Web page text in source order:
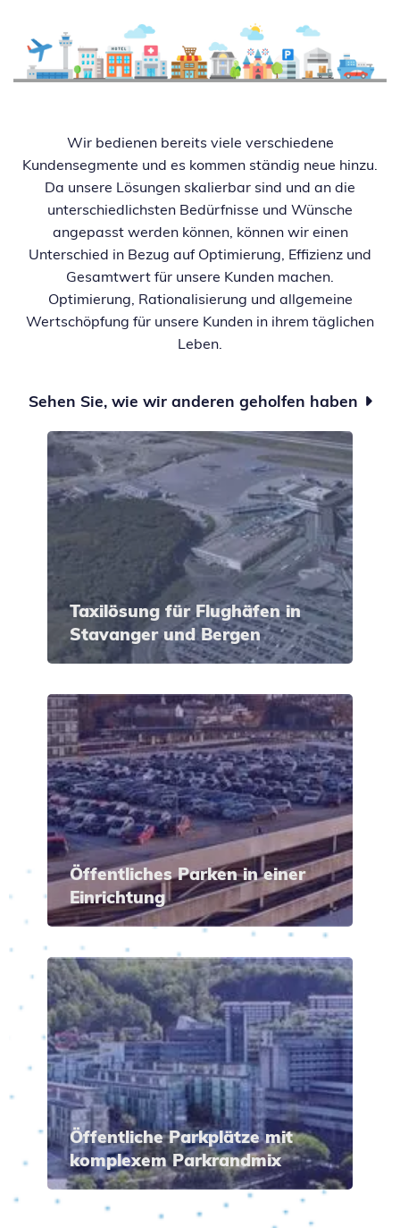
Parkplatz bezahlt haben.
Nummernschilder.
Wenn ein Auto mit einem unbekannten Kennzeichentyp nicht
bezahlt, verschwindet die Verantwortung nicht und der
Betrag kann immer noch berechnet werden. ‍ ExtraEs ist
möglich, Statistiken zu erstellen und alle Fehlerdaten zu
ändern, Quittungen zu drucken usw. von unserem Backend-
System.
Wir bedienen bereits viele verschiedene
Kundensegmente und es kommen ständig neue hinzu.
Da unsere Lösungen skalierbar sind und an die
unterschiedlichsten Bedürfnisse und Wünsche
angepasst werden können, können wir einen
Unterschied in Bezug auf Optimierung, Effizienz und
Gesamtwert für unsere Kunden machen.
Optimierung, Rationalisierung und allgemeine
Wertschöpfung für unsere Kunden in ihrem täglichen
Leben.
Sehen Sie, wie wir anderen geholfen haben 
Taxilösung für Flughäfen in
Stavanger und Bergen
Öffentliches Parken in einer
Einrichtung
Öffentliche Parkplätze mit
komplexem Parkrandmix